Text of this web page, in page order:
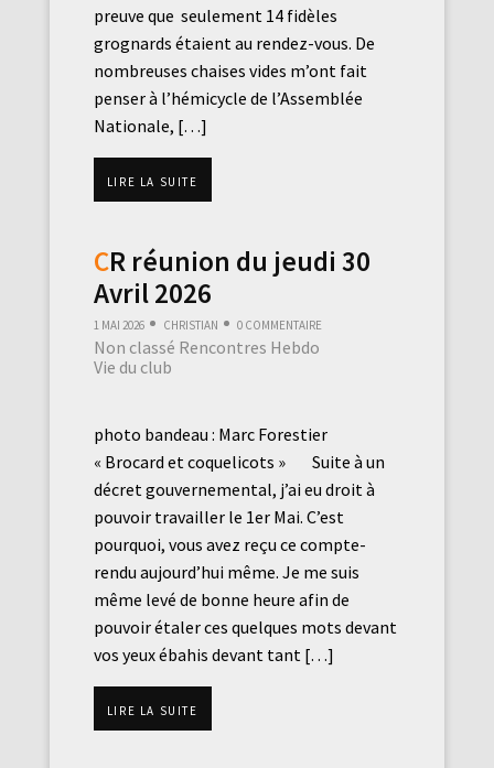
preuve que seulement 14 fidèles
grognards étaient au rendez-vous. De
nombreuses chaises vides m’ont fait
penser à l’hémicycle de l’Assemblée
Nationale, […]
Lire la suite
CR réunion du jeudi 30
Avril 2026
1 mai 2026 Christian
0 commentaire
Non classé Rencontres Hebdo
Vie du club
photo bandeau : Marc Forestier
« Brocard et coquelicots » Suite à un
décret gouvernemental, j’ai eu droit à
pouvoir travailler le 1er Mai. C’est
pourquoi, vous avez reçu ce compte-
rendu aujourd’hui même. Je me suis
même levé de bonne heure afin de
pouvoir étaler ces quelques mots devant
vos yeux ébahis devant tant […]
Lire la suite